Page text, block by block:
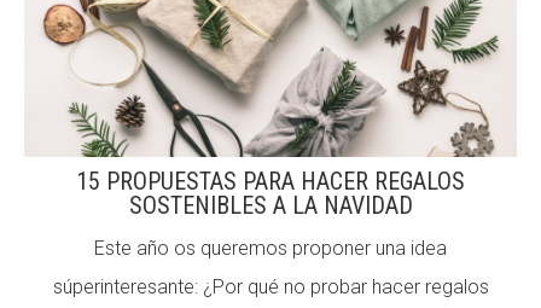
15 PROPUESTAS PARA HACER REGALOS
SOSTENIBLES A LA NAVIDAD
Este año os queremos proponer una idea
súperinteresante: ¿Por qué no probar hacer regalos
Els comptes clars
Memòria d'activitats
Proposta educativa
ACTUALITAT
Butlletins